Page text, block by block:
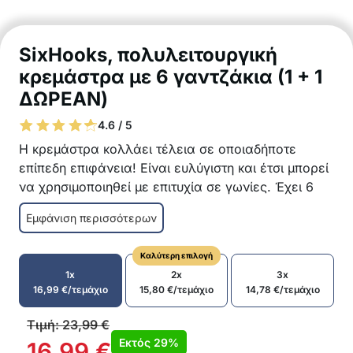
SixHooks, πολυλειτουργική
κρεμάστρα με 6 γαντζάκια (1 + 1
ΔΩΡΕΑΝ)
4.6 / 5
Η κρεμάστρα κολλάει τέλεια σε οποιαδήποτε
επίπεδη επιφάνεια! Είναι ευλύγιστη και έτσι μπορεί
να χρησιμοποιηθεί με επιτυχία σε γωνίες. Έχει 6
πρακτικά γαντζάκια που επιτρέπουν ένα μεγάλο
εύρος χρήσεων σε όλα τα δωμάτια του σπιτιού
Μεγάλο εύρος χρήσεων – είδη κουζίνας,
αντικείμενα μπάνιου, ρούχα, κ.λπ.
Η κρεμάστρα είναι κατάλληλη για διάφορους
χώρους, όπως διάδρομο, υπνοδωμάτιο, παιδικό
δωμάτιο, κουζίνα, μπάνιο, κ.λπ.
Εμφάνιση περισσότερων
1x
16,99 €/τεμάχιο
Καλύτερη επιλογή
2x
15,80 €/τεμάχιο
3x
14,78 €/τεμάχιο
Τιμή:23,99€
Εκτός 29%